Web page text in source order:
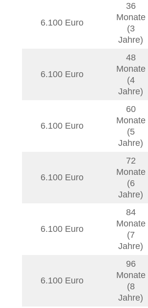
6.100 Euro
36
Monate
(3
Jahre)
6.100 Euro
48
Monate
(4
Jahre)
6.100 Euro
60
Monate
(5
Jahre)
6.100 Euro
72
Monate
(6
Jahre)
6.100 Euro
84
Monate
(7
Jahre)
6.100 Euro
96
Monate
(8
Jahre)